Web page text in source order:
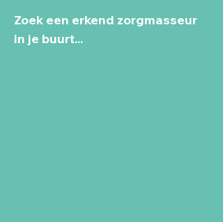
Zoek een erkend zorgmasseur
in je buurt...